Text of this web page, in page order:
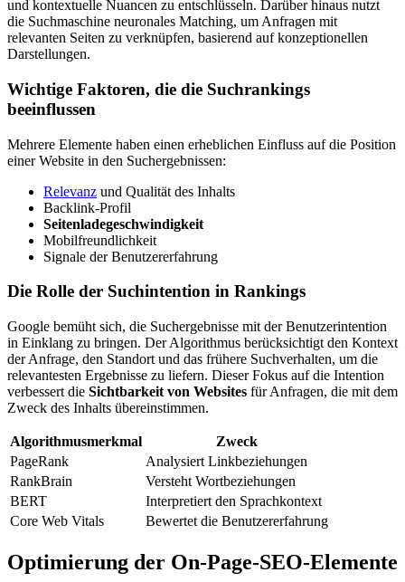
und kontextuelle Nuancen zu entschlüsseln. Darüber hinaus nutzt
die Suchmaschine neuronales Matching, um Anfragen mit
relevanten Seiten zu verknüpfen, basierend auf konzeptionellen
Darstellungen.
Wichtige Faktoren, die die Suchrankings
beeinflussen
Mehrere Elemente haben einen erheblichen Einfluss auf die Position
einer Website in den Suchergebnissen:
Relevanz und Qualität des Inhalts
Backlink-Profil
Seitenladegeschwindigkeit
Mobilfreundlichkeit
Signale der Benutzererfahrung
Die Rolle der Suchintention in Rankings
Google bemüht sich, die Suchergebnisse mit der Benutzerintention
in Einklang zu bringen. Der Algorithmus berücksichtigt den Kontext
der Anfrage, den Standort und das frühere Suchverhalten, um die
relevantesten Ergebnisse zu liefern. Dieser Fokus auf die Intention
verbessert die Sichtbarkeit von Websites für Anfragen, die mit dem
Zweck des Inhalts übereinstimmen.
Algorithmusmerkmal
Zweck
PageRank
Analysiert Linkbeziehungen
RankBrain
Versteht Wortbeziehungen
BERT
Interpretiert den Sprachkontext
Core Web Vitals
Bewertet die Benutzererfahrung
Optimierung der On-Page-SEO-Elemente